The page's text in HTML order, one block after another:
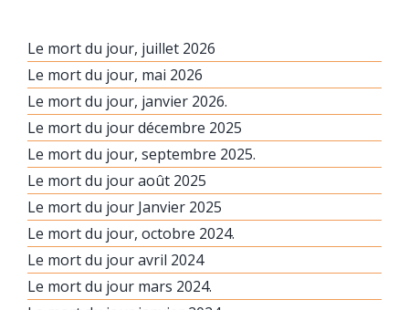
Le mort du jour, juillet 2026
Le mort du jour, mai 2026
Le mort du jour, janvier 2026.
Le mort du jour décembre 2025
Le mort du jour, septembre 2025.
Le mort du jour août 2025
Le mort du jour Janvier 2025
Le mort du jour, octobre 2024.
Le mort du jour avril 2024
Le mort du jour mars 2024.